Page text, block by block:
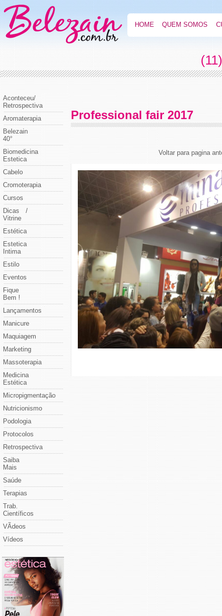
HOME QUEM SOMOS
Aconteceu/
Retrospectiva
Aromaterapia
Belezain
40°
Biomedicina
Estetica
Cabelo
Cromoterapia
Cursos
Dicas /
Vitrine
Estética
Estetica
Intima
Estilo
Eventos
Fique
Bem !
Lançamentos
Manicure
Maquiagem
Marketing
Massoterapia
Medicina
Estética
Micropigmentação
Nutricionismo
Podologia
Protocolos
Retrospectiva
Saiba
Mais
Saúde
Terapias
Trab.
Científicos
VÃ­deos
Vídeos
Professional fair 2017
Voltar para pagina